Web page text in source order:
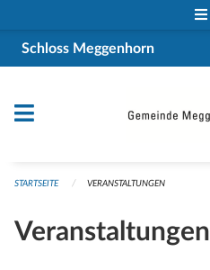
Schloss Meggenhorn
STARTSEITE VERANSTALTUNGEN
Veranstaltungen